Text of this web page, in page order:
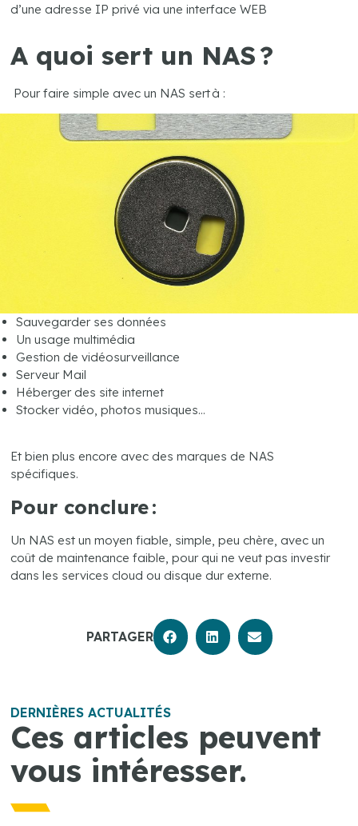
d’une adresse IP privé via une interface WEB
A quoi sert un NAS ?
Pour faire simple avec un NAS sert à :
Sauvegarder ses données
Un usage multimédia
Gestion de vidéosurveillance
Serveur Mail
Héberger des site internet
Stocker vidéo, photos musiques…
Et bien plus encore avec des marques de NAS
spécifiques.
Pour conclure :
Un NAS est un moyen fiable, simple, peu chère, avec un
coût de maintenance faible, pour qui ne veut pas investir
dans les services cloud ou disque dur externe.
PARTAGER
DERNIÈRES ACTUALITÉS
Ces articles peuvent
vous intéresser.